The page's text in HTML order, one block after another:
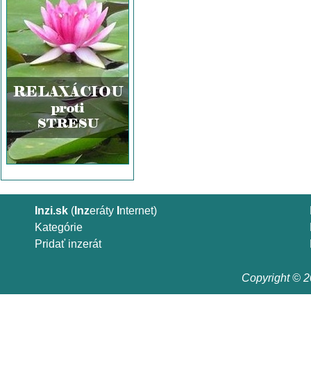
Inzi.sk ( Inzeráty nternet)
Kategórie
Pridať inzerát
Copyright ©